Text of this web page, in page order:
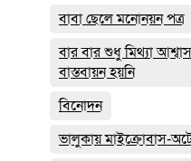
বাবা ছেলে মনোনয়ন পত্র
বার বার শুধু মিথ্যা
বাস্তবায়ন হয়নি
বিনোদন
ভালুকায় মাইক্রোবাস-